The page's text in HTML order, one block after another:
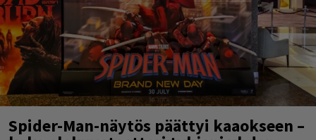
Spider-Man-näytös päättyi kaaokseen –